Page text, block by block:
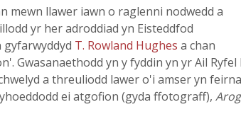
mewn llawer iawn o raglenni nodwedd a
yr her adroddiad yn Eisteddfod
gyfarwyddyd T. Rowland Hughes a chan
Gwasanaethodd yn y fyddin yn yr Ail Ryfel
a threuliodd lawer o'i amser yn
ei atgofion (gyda ffotograff),